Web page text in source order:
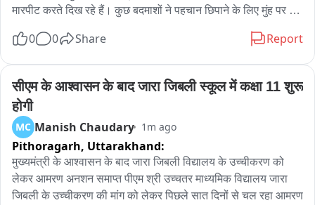
मारपीट करते दिख रहे हैं। कुछ बदमाशों ने पहचान छिपाने के लिए मुंह पर
थाने में रिपोर्ट दर्ज कराई है। बताया गया कि कुछ लोग दुकान पर आए थे, उस
मौजूद कर्मचारियों से उधार कपड़े देने की मांग की, जिसे कर्मचारियों ने मना
किया तो विवाद बढ़ गया। इसके बाद सभी लोगों ने दुकान में तोड़फोड़ शुरू
कर दी और कर्मचारियों के साथ मारपीट की। बताया जा रहा है कि आरोपी
ब्लैक रंग की थार गाड़ी से दुकान पर पहुंचे थे। तोड़फोड़ और मारपीट की पूरी
घटना दुकान में लगे CCTV कैमरों में रिकॉर्ड हो गई।
0 0 Share Report
सीएम के आश्वासन के बाद जारा जिबली स्कूल में कक्षा 11 शुरू
होगी
MC Manish Chaudary 1m ago
Pithoragarh, Uttarakhand:
मुख्यमंत्री के आश्वासन के बाद जारा जिबली विद्यालय के उच्चीकरण को
लेकर आमरण अनशन समाप्त पीएम श्री उच्चतर माध्यमिक विद्यालय जारा
जिबली के उच्चीकरण की मांग को लेकर पिछले सात दिनों से चल रहा आमरण